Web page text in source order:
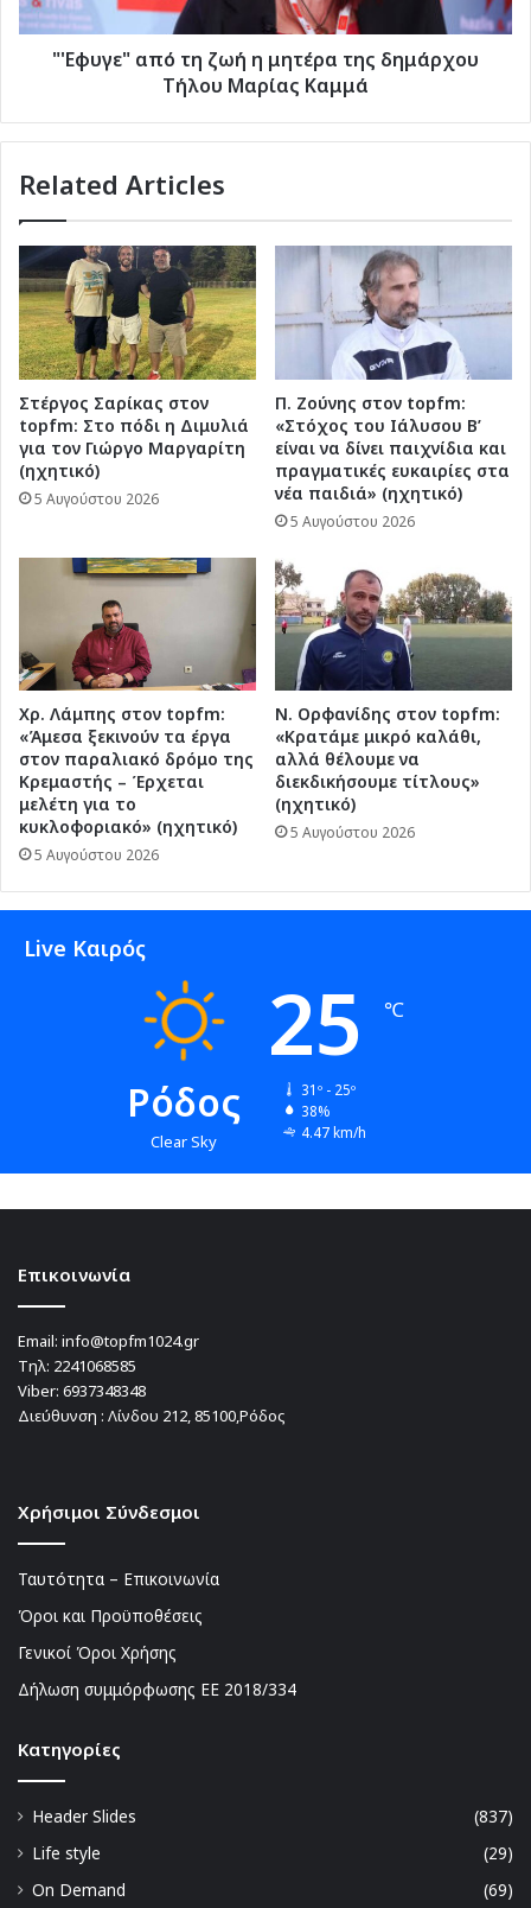
δημάρχου
Τήλου
Μαρίας"'Εφυγε" από τη ζωή η μητέρα της δημάρχου
Τήλου Μαρίας Καμμά
Related Articles
Στέργος Σαρίκας στον
topfm: Στο πόδι η Διμυλιά
για τον Γιώργο Μαργαρίτη
(ηχητικό)
5 Αυγούστου 2026
Π. Ζούνης στον topfm:
«Στόχος του Ιάλυσου Β’
είναι να δίνει παιχνίδια και
πραγματικές ευκαιρίες στα
νέα παιδιά» (ηχητικό)
5 Αυγούστου 2026
Χρ. Λάμπης στον topfm:
«Άμεσα ξεκινούν τα έργα
στον παραλιακό δρόμο της
Κρεμαστής – Έρχεται
μελέτη για το
κυκλοφοριακό» (ηχητικό)
5 Αυγούστου 2026
Ν. Ορφανίδης στον topfm:
«Κρατάμε μικρό καλάθι,
αλλά θέλουμε να
διεκδικήσουμε τίτλους»
(ηχητικό)
5 Αυγούστου 2026
Live Καιρός
Ρόδος
Clear Sky
25 ℃
31º - 25º
38%
4.47 km/h
Επικοινωνία
Email: info@topfm1024.gr
Τηλ: 2241068585
Viber: 6937348348
Διεύθυνση : Λίνδου 212, 85100,Ρόδος
Χρήσιμοι Σύνδεσμοι
Ταυτότητα – Επικοινωνία
Όροι και Προϋποθέσεις
Γενικοί Όροι Χρήσης
Δήλωση συμμόρφωσης ΕΕ 2018/334
Kατηγορίες
Header Slides
(837)
Life style
(29)
On Demand
(69)